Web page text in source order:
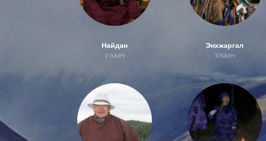
Найдан
Улаач
Энхжаргал
Улаач